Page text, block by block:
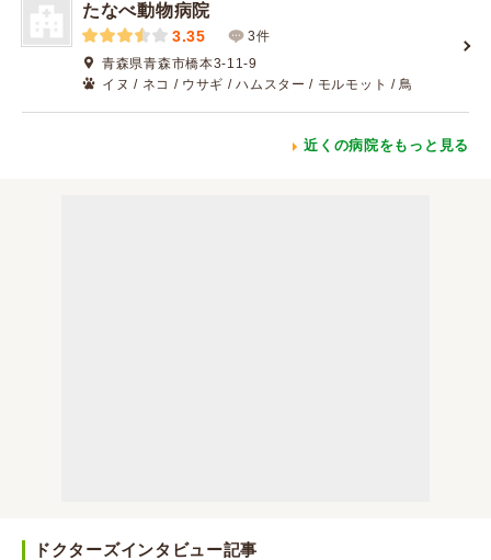
たなべ動物病院
3.35
3件
青森県青森市橋本3-11-9
イヌ / ネコ / ウサギ / ハムスター / モルモット / 鳥
近くの病院をもっと見る
ドクターズインタビュー記事